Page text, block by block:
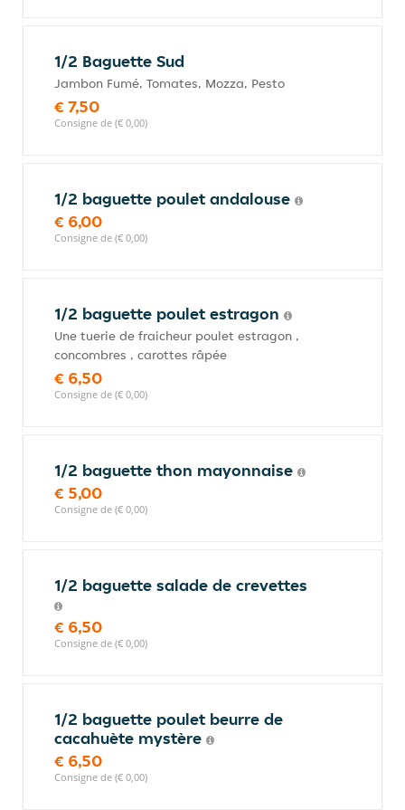
1/2 Baguette Sud
Jambon Fumé, Tomates, Mozza, Pesto
€ 7,50
Consigne de (€ 0,00)
1/2 baguette poulet andalouse
€ 6,00
Consigne de (€ 0,00)
1/2 baguette poulet estragon
Une tuerie de fraicheur poulet estragon ,
concombres , carottes râpée
€ 6,50
Consigne de (€ 0,00)
1/2 baguette thon mayonnaise
€ 5,00
Consigne de (€ 0,00)
1/2 baguette salade de crevettes
€ 6,50
Consigne de (€ 0,00)
1/2 baguette poulet beurre de
cacahuète mystère
€ 6,50
Consigne de (€ 0,00)